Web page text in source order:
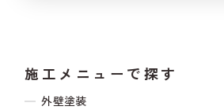
施工メニューで探す
外壁塗装